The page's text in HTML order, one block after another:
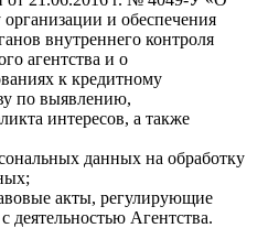
и обеспечения
внутреннего контроля
агентства и о
к кредитному
по выявлению,
интересов, а также
данных на обработку
акты, регулирующие
деятельностью Агентства.